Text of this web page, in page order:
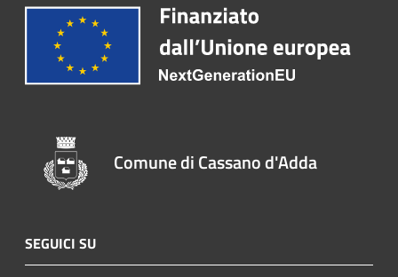
Comune di Cassano d'Adda
SEGUICI SU